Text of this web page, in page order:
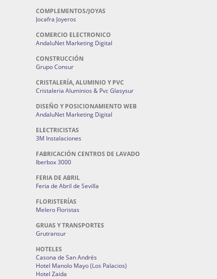
COMPLEMENTOS/JOYAS
Jocafra Joyeros
COMERCIO ELECTRONICO
AndaluNet Marketing Digital
CONSTRUCCIÓN
Grupo Consur
CRISTALERÍA, ALUMINIO Y PVC
Cristaleria Aluminios & Pvc Glasysur
DISEÑO Y POSICIONAMIENTO WEB
AndaluNet Marketing Digital
ELECTRICISTAS
3M Instalaciones
FABRICACIÓN CENTROS DE LAVADO
Iberbox 3000
FERIA DE ABRIL
Feria de Abril de Sevilla
FLORISTERÍAS
Melero Floristas
GRUAS Y TRANSPORTES
Grutransur
HOTELES
Casona de San Andrés
Hotel Manolo Mayo (Los Palacios)
Hotel Zaida